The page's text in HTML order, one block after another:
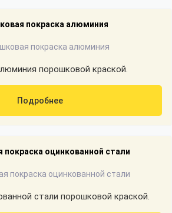
покраска алюминия
порошковой краской.
Подробнее
покраска оцинкованной стали
стали порошковой краской.